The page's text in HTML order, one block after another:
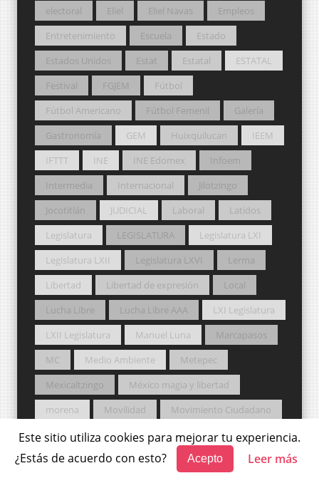
Este sitio utiliza cookies para mejorar tu experiencia.
¿Estás de acuerdo con esto?
Acepto Leer más
electoral
Eliel Eliel Navas
Empleos
Entretenimiento
Escuela
Estado
Estados Unidos
Estat Estatal
ESTATAL
Festival
FGJEM
Fútbol
Fútbol Americano
Fútbol Femenil
Galería
Gastronomía
GEM Huixquilucan
IEEM
IFTTT
INE INE Edomex
Infoem
Intermedia
Internacional
Jilotzingo
Jocotitlán
JUDICIAL Laboral
Latidos
Legislatura
LEGISLATURA
Legislatura LXI
Legislatura LXII
Legislatura LXVI
Lerma
Libertad
Libertad de expresión
Local
Lucha Libre
Lucha Libre AAA
LXI Legislatura
LXII Legislatura
Manuel Luna
Marcapasos
MC
Medio Ambiente
Metepec
Mexicaltzingo
México magia y libertad
morena
Movilidad
Movimiento Ciudadano
MUNDO
munic Municipio
Municipios
MUSIC
NA NACIONAL
NAEM